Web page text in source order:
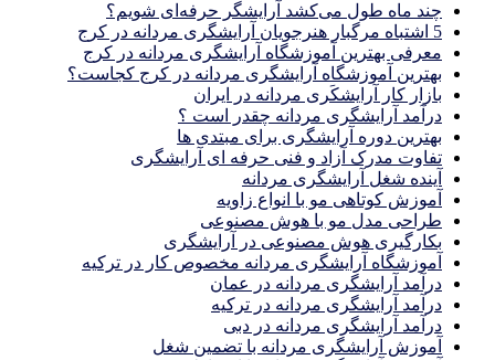
چند ماه طول می‌کشد آرایشگر حرفه‌ای شویم؟
5 اشتباه مرگبار هنرجویان آرایشگری مردانه در کرج
معرفی بهترین آموزشگاه آرایشگری مردانه در کرج
بهترین آموزشگاه آرایشگری مردانه در کرج کجاست؟
بازار كار آرايشكَرى مردانه در ايران
درآمد آرایشگری مردانه چقدر است ؟
بهترین دوره آرایشگری برای مبتدی ها
تفاوت مدرک آزاد و فنی حرفه ای آرایشگری
آینده شغل آرایشگری مردانه
آموزش کوتاهی مو با انواع زاویه
طراحی مدل مو با هوش مصنوعی
بکارگیری هوش مصنوعی در آرایشگری
آموزشگاه آرایشگری مردانه مخصوص کار در ترکیه
درآمد آرایشگری مردانه در عمان
درآمد آرایشگری مردانه در ترکیه
درآمد آرایشگری مردانه در دبی
آموزش آرایشگری مردانه با تضمین شغل